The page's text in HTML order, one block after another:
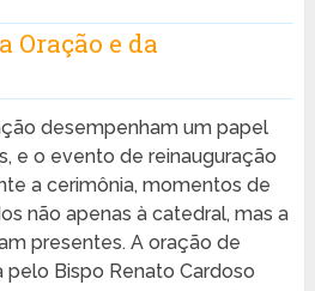
Oração e da
desempenham um papel
e o evento de reinauguração
a cerimônia, momentos de
não apenas à catedral, mas a
presentes. A oração de
Bispo Renato Cardoso